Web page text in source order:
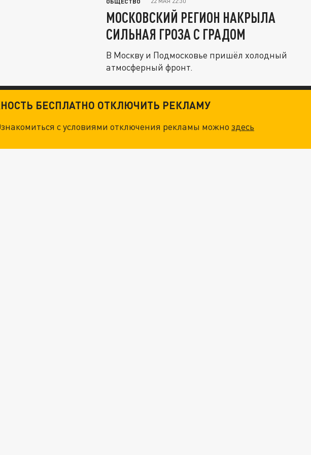
МОСКОВСКИЙ РЕГИОН НАКРЫЛА
СИЛЬНАЯ ГРОЗА С ГРАДОМ
В Москву и Подмосковье пришёл холодный
атмосферный фронт.
БЕСПЛАТНО ОТКЛЮЧИТЬ РЕКЛАМУ
с условиями отключения рекламы можноздесь